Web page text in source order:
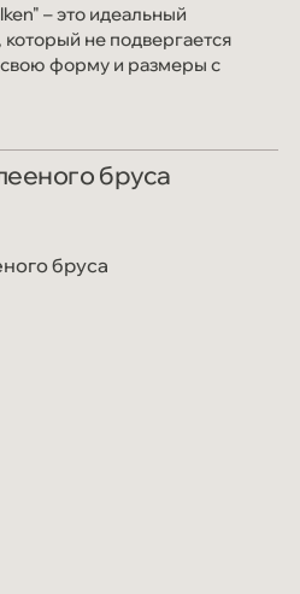
– это идеальный
не подвергается
форму и размеры с
сырья используется
сосна и ель c севера
бруса